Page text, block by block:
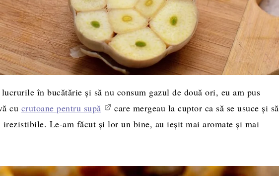
în bucătărie şi să nu consum gazul de două ori, eu am pus
cu crutoane pentru supă
care mergeau la cuptor ca să se usuce şi să
irezistibile. Le-am făcut şi lor un bine, au ieşit mai aromate şi mai